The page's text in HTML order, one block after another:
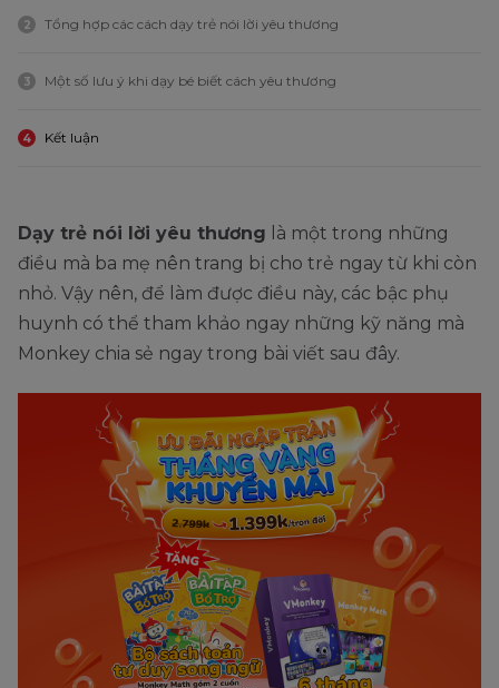
2 Tổng hợp các cách dạy trẻ nói lời yêu thương
3 Một số lưu ý khi dạy bé biết cách yêu thương
4 Kết luận
Dạy trẻ nói lời yêu thương là một trong những
điều mà ba mẹ nên trang bị cho trẻ ngay từ khi còn
nhỏ. Vậy nên, để làm được điều này, các bậc phụ
huynh có thể tham khảo ngay những kỹ năng mà
Monkey chia sẻ ngay trong bài viết sau đây.